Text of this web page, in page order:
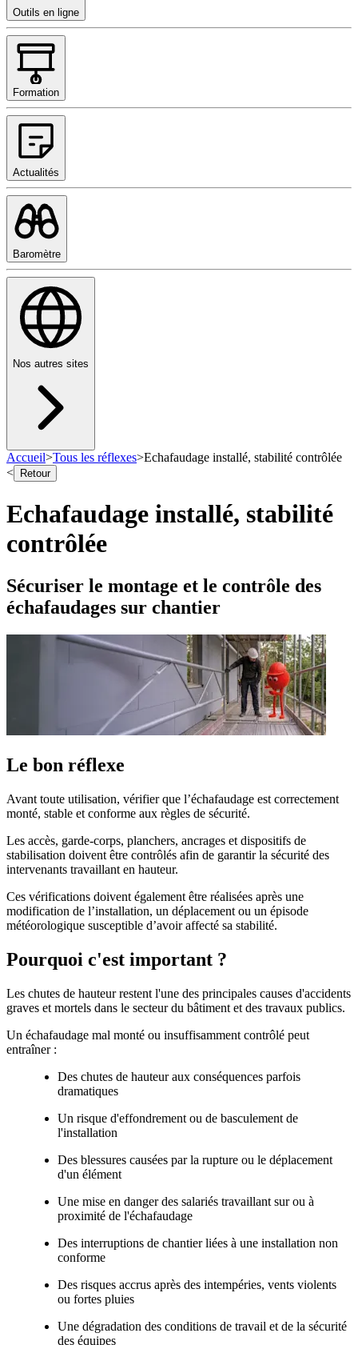
Outils en ligne
Formation
Actualités
Baromètre
Nos autres sites
Accueil>Tous les réflexes>Echafaudage installé, stabilité contrôlée
<
Retour
Echafaudage installé, stabilité
contrôlée
Sécuriser le montage et le contrôle des
échafaudages sur chantier
Le bon réflexe
Avant toute utilisation, vérifier que l’échafaudage est correctement
monté, stable et conforme aux règles de sécurité.
Les accès, garde-corps, planchers, ancrages et dispositifs de
stabilisation doivent être contrôlés afin de garantir la sécurité des
intervenants travaillant en hauteur.
Ces vérifications doivent également être réalisées après une
modification de l’installation, un déplacement ou un épisode
météorologique susceptible d’avoir affecté sa stabilité.
Pourquoi c'est important ?
Les chutes de hauteur restent l'une des principales causes d'accidents
graves et mortels dans le secteur du bâtiment et des travaux publics.
Un échafaudage mal monté ou insuffisamment contrôlé peut
entraîner :
Des chutes de hauteur aux conséquences parfois
dramatiques
Un risque d'effondrement ou de basculement de
l'installation
Des blessures causées par la rupture ou le déplacement
d'un élément
Une mise en danger des salariés travaillant sur ou à
proximité de l'échafaudage
Des interruptions de chantier liées à une installation non
conforme
Des risques accrus après des intempéries, vents violents
ou fortes pluies
Une dégradation des conditions de travail et de la sécurité
des équipes